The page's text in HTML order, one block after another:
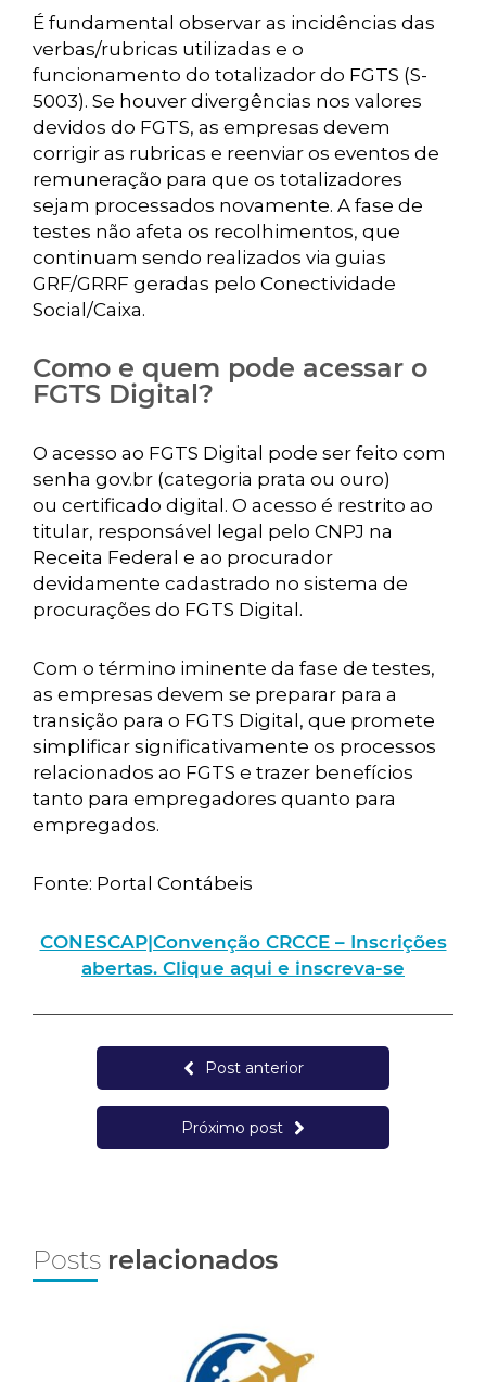
É fundamental observar as incidências das
verbas/rubricas utilizadas e o
funcionamento do totalizador do FGTS (S-
5003). Se houver divergências nos valores
devidos do FGTS, as empresas devem
corrigir as rubricas e reenviar os eventos de
remuneração para que os totalizadores
sejam processados novamente. A fase de
testes não afeta os recolhimentos, que
continuam sendo realizados via guias
GRF/GRRF geradas pelo Conectividade
Social/Caixa.
Como e quem pode acessar o
FGTS Digital?
O acesso ao FGTS Digital pode ser feito com
senha gov.br (categoria prata ou ouro)
ou certificado digital. O acesso é restrito ao
titular, responsável legal pelo CNPJ na
Receita Federal e ao procurador
devidamente cadastrado no sistema de
procurações do FGTS Digital.
Com o término iminente da fase de testes,
as empresas devem se preparar para a
transição para o FGTS Digital, que promete
simplificar significativamente os processos
relacionados ao FGTS e trazer benefícios
tanto para empregadores quanto para
empregados.
Fonte: Portal Contábeis
CONESCAP|Convenção CRCCE – Inscrições
abertas. Clique aqui e inscreva-se
Post anterior
Próximo post
Posts relacionados